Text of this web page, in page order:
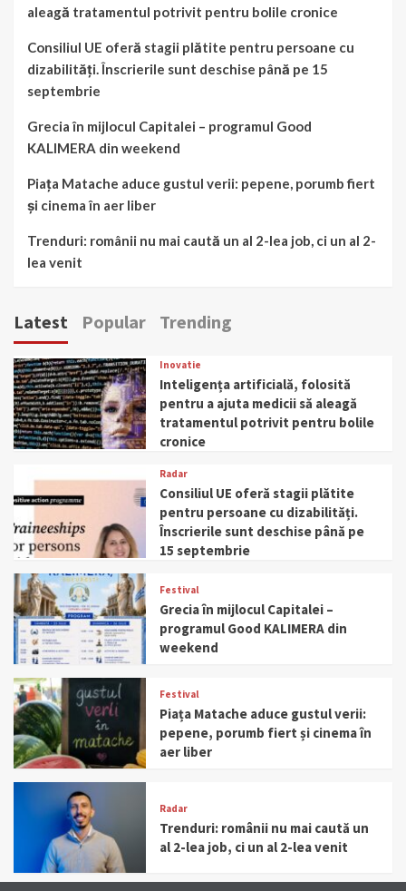
aleagă tratamentul potrivit pentru bolile cronice
Consiliul UE oferă stagii plătite pentru persoane cu
dizabilități. Înscrierile sunt deschise până pe 15
septembrie
Grecia în mijlocul Capitalei – programul Good
KALIMERA din weekend
Piața Matache aduce gustul verii: pepene, porumb fiert
și cinema în aer liber
Trenduri: românii nu mai caută un al 2-lea job, ci un al 2-
lea venit
Latest Popular Trending
Inovatie
Inteligența artificială, folosită
pentru a ajuta medicii să aleagă
tratamentul potrivit pentru bolile
cronice
Radar
Consiliul UE oferă stagii plătite
pentru persoane cu dizabilități.
Înscrierile sunt deschise până pe
15 septembrie
Festival
Grecia în mijlocul Capitalei –
programul Good KALIMERA din
weekend
Festival
Piața Matache aduce gustul verii:
pepene, porumb fiert și cinema în
aer liber
Radar
Trenduri: românii nu mai caută un
al 2-lea job, ci un al 2-lea venit